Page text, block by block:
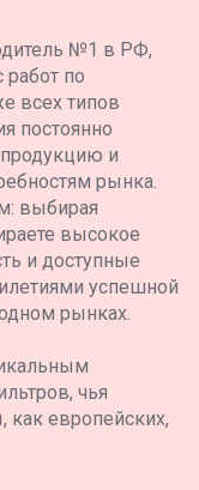
№1 в РФ,
по
всех типов
постоянно
и
рынка.
выбирая
высокое
и доступные
успешной
рынках.
чья
как европейских,